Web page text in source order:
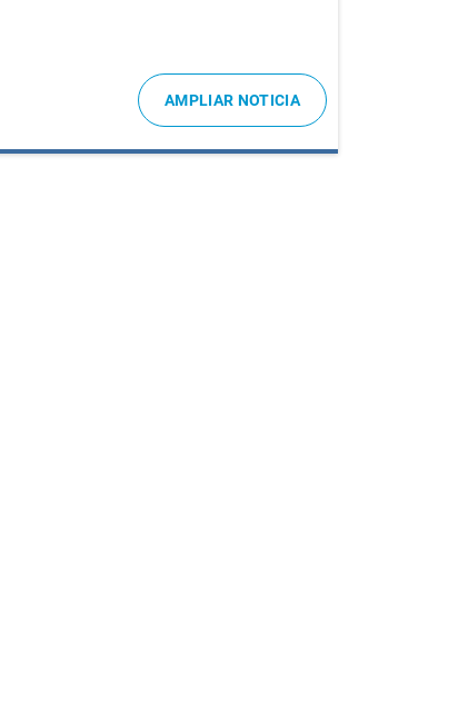
AMPLIAR NOTICIA